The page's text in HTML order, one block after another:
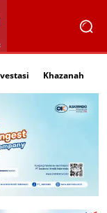
Khazanah